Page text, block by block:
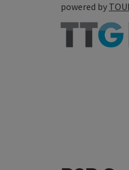
powered by